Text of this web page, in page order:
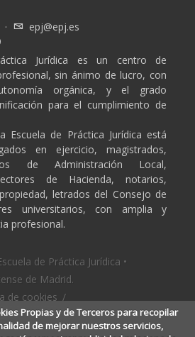
·
epj@epj.es
Jurídica es un centro de
sin ánimo de lucro, con
orgánica, y el grado
para el cumplimiento de
Escuela de Práctica Jurídica está
en ejercicio, magistrados,
de Administración Local,
de Hacienda, notarios,
letrados del Consejo de
universitarios, con amplia y
profesional.
de Práctica Jurídica •
de Madrid.
de cookies /
Propias y de Terceros para recopilar
de mejorar nuestros servicios,